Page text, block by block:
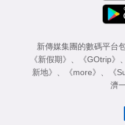
新傳媒集團的數碼平台
《新假期》 、 《GOtrip》 、
新地》 、 《more》 、 《
濟